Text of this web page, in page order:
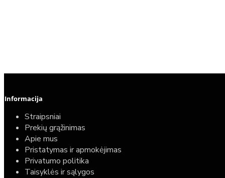
Informacija
Straipsniai
Prekių grąžinimas
Apie mus
Pristatymas ir apmokėjimas
Privatumo politika
Taisyklės ir sąlygos